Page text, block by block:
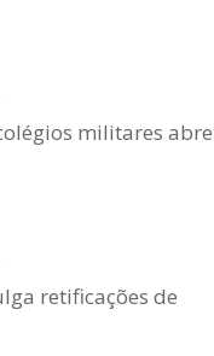
militares abre
retificações de